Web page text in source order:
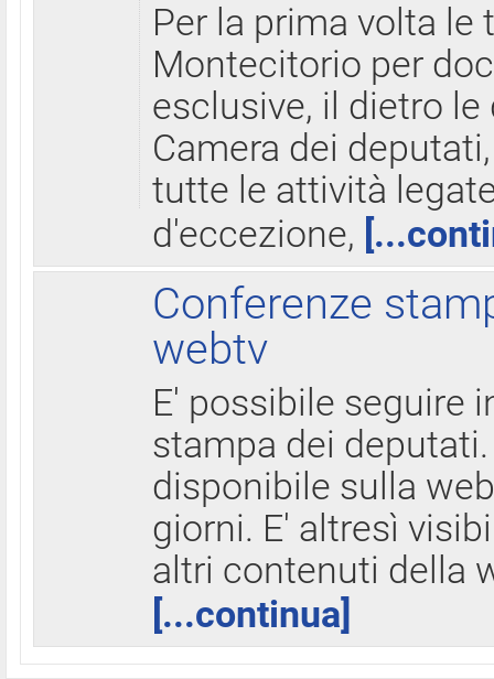
Per la prima volta le
Montecitorio per
esclusive, il dietro
Camera dei
tutte le attività
d'eccezione,
Conferenze
webtv
E' possibile seguire
stampa dei
disponibile sulla
giorni. E' altresì
altri contenuti della
[...continua]